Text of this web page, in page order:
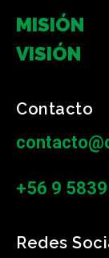
MISIÓN
VISIÓN
Contacto
+56 9
Redes